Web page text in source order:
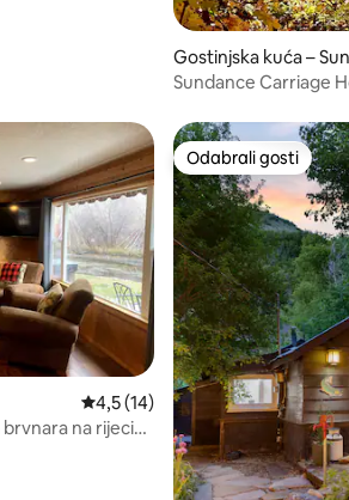
Gostinjska kuća –
Sundance Carriage
Prosječna ocjena: 4,5/5,
4,5 (14)
brvnara na rijeci
Odabrali gosti
Odabrali gosti